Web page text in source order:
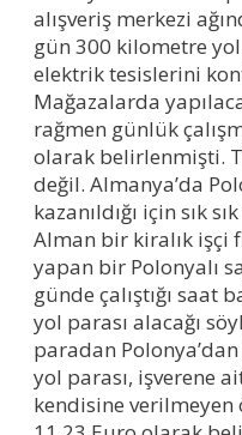
alışveriş merkezi
gün 300 kilometre
elektrik tesislerini
Mağazalarda
rağmen günlük
olarak belirlenmişti.
değil. Almanya’da
kazanıldığı için sık
Alman bir kiralık işçi
yapan bir Polonyalı
günde çalıştığı saat
yol parası alacağı
paradan
yol parası, işverene
kendisine verilmeyen